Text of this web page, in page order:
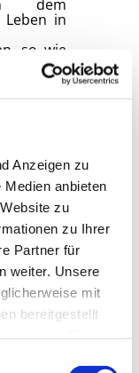
Anzeigen zu
anbieten
zu
zu Ihrer
Partner für
weiter. Unsere
mit
bereitgestellt
dem
Leben in
so wie
Auch
gen mit
sich
da ist,
und
im
23,
guten
durch
führt